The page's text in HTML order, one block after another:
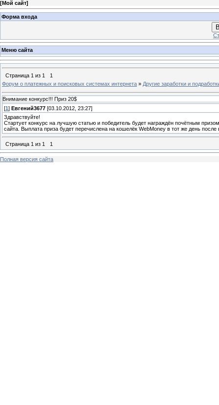
[Мой сайт]
Форма входа
Меню сайта
Страница 1 из 1
1
Форум о платежных и поисковых системах интернета » Другие заработки и
Внимание конкурс!!! Приз 20$
[1 ] Евгений3677 [03.10.2012, 23:27]
Здравствуйте!
Стартует конкурс на лучшую статью и победитель будет награждён почётным
сайта. Выплата приза будет перечислена на кошелёк WebMoney в тот же день
Страница 1 из 1 1
Полная версия сайта